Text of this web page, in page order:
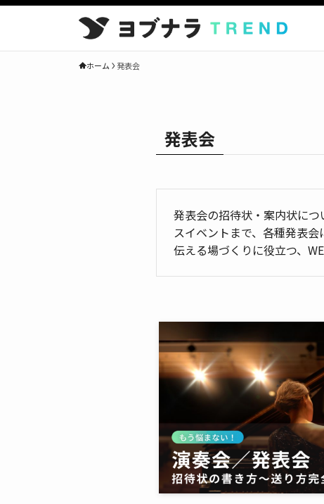
ホーム 発表会
発表会
発表会の招待状・案内状に
スイベントまで、各種発表
伝える場づくりに役立つ、